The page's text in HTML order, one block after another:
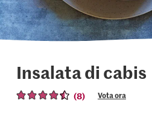
Insalata di cabis
(8) Vota ora